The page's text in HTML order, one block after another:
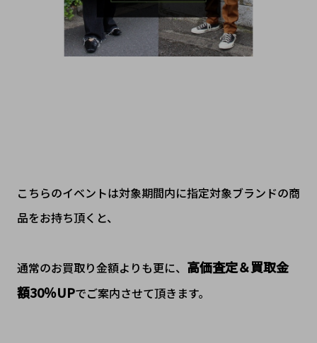
こちらのイベントは対象期間内に指定対象ブランドの商
品をお持ち頂くと、
通常のお買取り金額よりも更に、 高価査定＆買取金
額30％UPでご案内させて頂きます。